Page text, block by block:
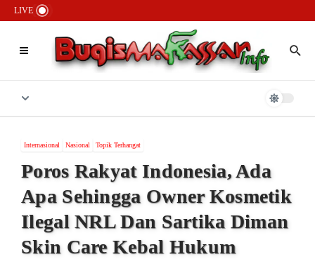
Lewati ke konten
LIVE
Berkeliaran, 1.000 Nelayan Gigit Jari
Lembaga Adat Passereanta Firman Sombali Minta Wali Kota Makassar
Verifikasi Pihak Mengatasnamakan Kerajaan Tallo
Bongkar 6 Jaringan Narkoba, Polrestabes Makassar Sita Aset Rp2,3
Miliar dan Puluhan Kilogram Sabu
Internasional Nasional Topik Terhangat
Poros Rakyat Indonesia, Ada
Apa Sehingga Owner Kosmetik
Ilegal NRL Dan Sartika Diman
Skin Care Kebal Hukum